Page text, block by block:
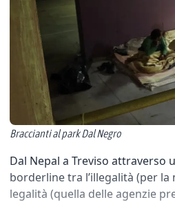
Braccianti al park Dal Negro
Dal Nepal a Treviso attraverso
borderline tra l’illegalità (per la
legalità (quella delle agenzie